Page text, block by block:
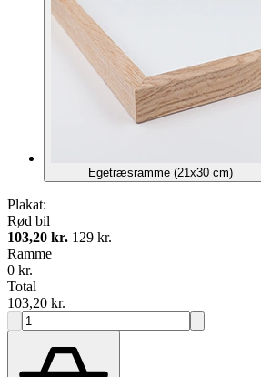
Egetræsramme (21x30 cm)
Plakat:
Rød bil
103,20 kr. 129 kr.
Ramme
0 kr.
Total
103,20 kr.